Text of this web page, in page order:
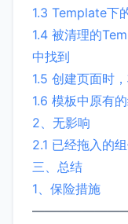
1.3 Template下
1.4 被清理的
中找到
1.5 创建页面时
1.6 模板中原有
2、无影响
2.1 已经拖入的
三、总结
1、保险措施